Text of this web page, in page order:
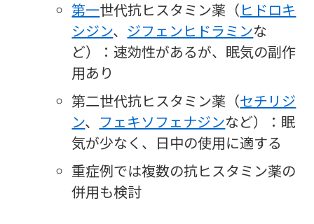
第一世代抗ヒスタミン薬（ヒドロキ
シジン、 ジフェンヒドラミンな
ど）：速効性があるが、眠気の副作
用あり
第二世代抗ヒスタミン薬（セチリジ
ン、 フェキソフェナジンなど）：眠
気が少なく、日中の使用に適する
重症例では複数の抗ヒスタミン薬の
併用も検討